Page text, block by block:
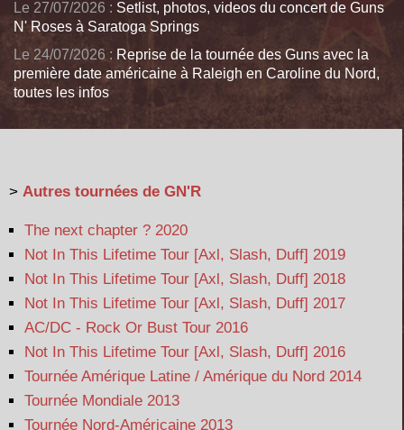
Le 27/07/2026 : Setlist, photos, videos du concert de Guns
N' Roses à Saratoga Springs
Le 24/07/2026 : Reprise de la tournée des Guns avec la
première date américaine à Raleigh en Caroline du Nord,
toutes les infos
> Autres tournées de GN'R
The next chapter ? 2020
Not In This Lifetime Tour [Axl, Slash, Duff] 2019
Not In This Lifetime Tour [Axl, Slash, Duff] 2018
Not In This Lifetime Tour [Axl, Slash, Duff] 2017
AC/DC - Rock Or Bust Tour 2016
Not In This Lifetime Tour [Axl, Slash, Duff] 2016
Tournée Amérique Latine / Amérique du Nord 2014
Tournée Mondiale 2013
Tournée Nord-Américaine 2013